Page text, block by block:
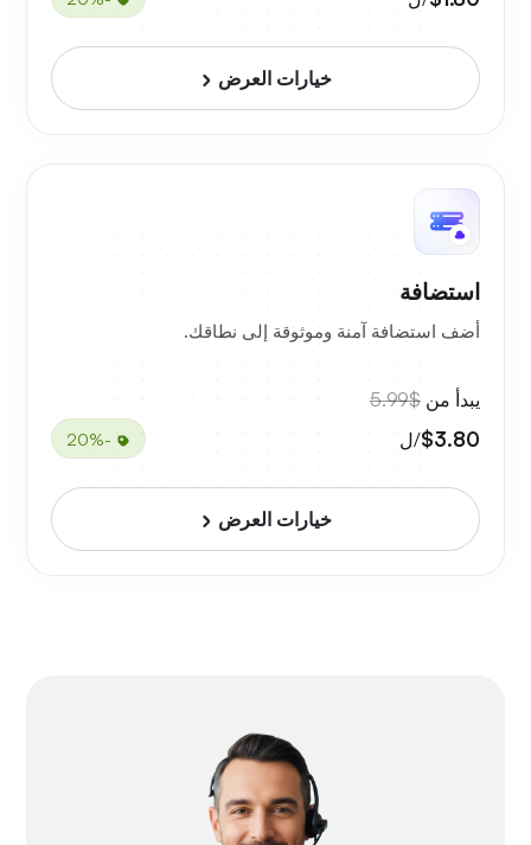
خيارات العرض
استضافة
أضف استضافة آمنة وموثوقة إلى نطاقك.
يبدأ من $5.99
$3.80/ل -20%
خيارات العرض